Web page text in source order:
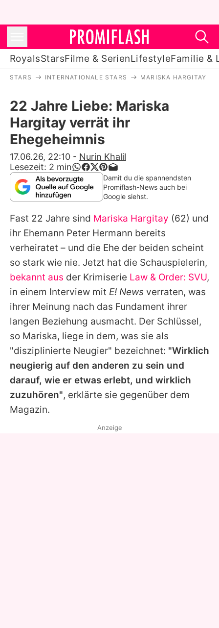
RoyalsStarsFilme & SerienLifestyleFamilie &
Stars
Filme & Serien
Lifestyle
Familie & Liebe
Promiflash Exklusiv
Alle Themen auf Promiflash
Jobs
App runterladen
Team
Redaktionelle Richtlinien
Impressum
Datenschutzerklärung
Utiq verwalten
STARS INTERNATIONALE STARS MARISKA HARGITAY
22 Jahre Liebe: Mariska
Hargitay verrät ihr
Ehegeheimnis
17.06.26, 22:10 - Nurin Khalil
Lesezeit: 2 min
Damit du die spannendsten
Promiflash-News auch bei
Google siehst.
Fast 22 Jahre sind Mariska Hargitay (62) und
ihr Ehemann Peter Hermann bereits
verheiratet – und die Ehe der beiden scheint
so stark wie nie. Jetzt hat die Schauspielerin,
bekannt aus der Krimiserie Law & Order: SVU,
in einem Interview mit E! News verraten, was
ihrer Meinung nach das Fundament ihrer
langen Beziehung ausmacht. Der Schlüssel,
so Mariska, liege in dem, was sie als
"disziplinierte Neugier" bezeichnet: "Wirklich
neugierig auf den anderen zu sein und
darauf, wie er etwas erlebt, und wirklich
zuzuhören", erklärte sie gegenüber dem
Magazin.
Anzeige